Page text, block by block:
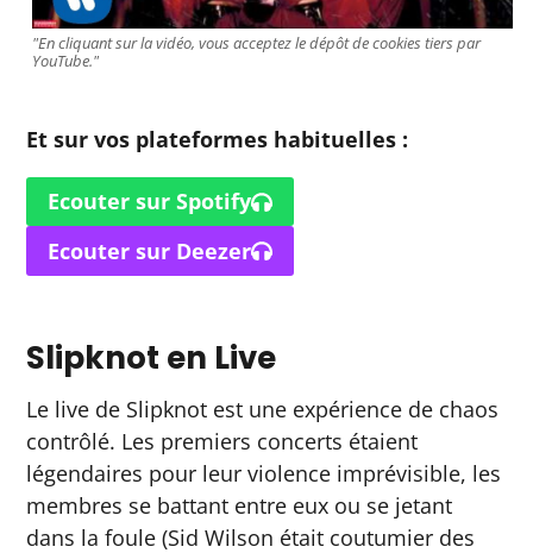
"En cliquant sur la vidéo, vous acceptez le dépôt de cookies tiers par
YouTube."
Et sur vos plateformes habituelles :
Ecouter sur Spotify
Ecouter sur Deezer
Slipknot en Live
Le live de Slipknot est une expérience de chaos
contrôlé. Les premiers concerts étaient
légendaires pour leur violence imprévisible, les
membres se battant entre eux ou se jetant
dans la foule (Sid Wilson était coutumier des